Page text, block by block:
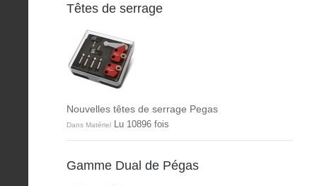
Têtes de serrage
Nouvelles têtes de serrage Pegas
Dans Matériel Lu 10896 fois
Gamme Dual de Pégas